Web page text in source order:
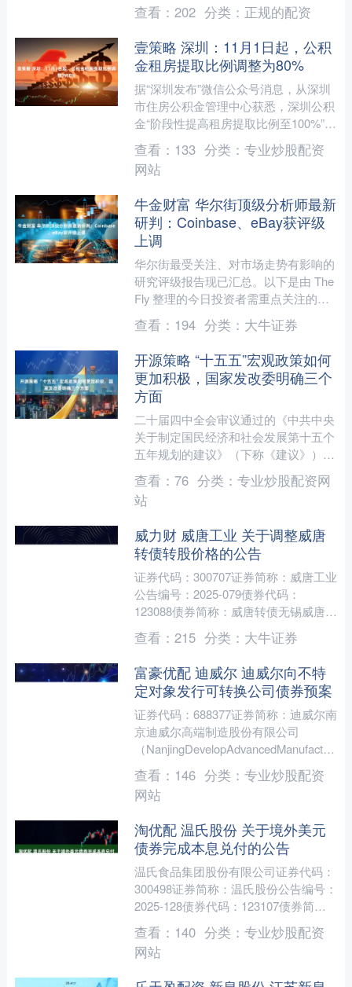
查看： 202 分类： 正规的配资
壹策略 深圳：11月1日起，公积
金租房提取比例调整为80%
据“深圳发布”微信公众号消息，从深圳
市住房公积金管理中心获悉，深圳公积
金“阶段性提高租房提取比例至100%”政
策将于2025年10月31日到期，根据
《深圳市提振....
查看： 133 分类： 专业炒股配资
网站
牛金财富 华尔街顶级分析师最新
研判：Coinbase、eBay获评级
上调
华尔街最受关注、对市场走势有影响的
研究评级报告现已汇总。以下是由 The
Fly 整理的今日投资者需重点关注的研
报观点。 五大评级上调个股 eBay（股
票代码：....
查看： 194 分类： 大牛证券
开源策略 “十五五”宏观政策如何
更加积极，国家发改委明确三个
方面
二十届四中全会审议通过的《中共中央
关于制定国民经济和社会发展第十五个
五年规划的建议》（下称《建议》）提
出，提升宏观经济治理效能，实施更加
积极的宏观政策。 未来五....
查看： 76 分类： 专业炒股配资网
站
威力财 威唐工业 关于调整威唐
转债转股价格的公告
证券代码：300707证券简称：威唐工业
公告编号：2025-079债券代码：
123088债券简称：威唐转债无锡威唐工
业技术股份有限公司本公司及董事会全
体成员保证....
查看： 215 分类： 大牛证券
富豪优配 迪威尔 迪威尔向不特
定对象发行可转换公司债券预案
证券代码：688377证券简称：迪威尔南
京迪威尔高端制造股份有限公司
（
（....
查看： 146 分类： 专业炒股配资
网站
淘优配 温氏股份 关于境外美元
债券完成本息兑付的公告
温氏食品集团股份有限公司证券代码：
300498证券简称：温氏股份公告编号：
2025-128债券代码：123107债券简
称：温氏转债温氏食品集团股份有限公
司本公司....
查看： 140 分类： 专业炒股配资
网站